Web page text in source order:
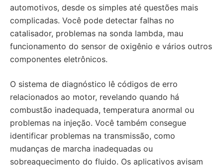
automotivos, desde os simples até questões mais
complicadas. Você pode detectar falhas no
catalisador, problemas na sonda lambda, mau
funcionamento do sensor de oxigênio e vários outros
componentes eletrônicos.
O sistema de diagnóstico lê códigos de erro
relacionados ao motor, revelando quando há
combustão inadequada, temperatura anormal ou
problemas na injeção. Você também consegue
identificar problemas na transmissão, como
mudanças de marcha inadequadas ou
sobreaquecimento do fluido. Os aplicativos avisam